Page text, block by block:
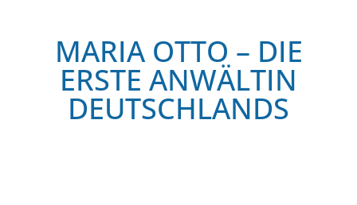
MARIA OTTO – DIE
ERSTE ANWÄLTIN
DEUTSCHLANDS